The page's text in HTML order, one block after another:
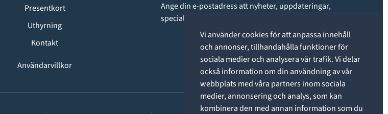
Vi använder cookies för att anpassa innehåll
och annonser, tillhandahålla funktioner för
sociala medier och analysera vår trafik. Vi delar
också information om din användning av vår
webbplats med våra partners inom sociala
medier, annonsering och analys, som kan
kombinera den med annan information som du
Presentkort
Uthyrning
Kontakt
Användarvillkor
Ange din e-postadress att nyheter, uppdateringar,
specialerbjudanden och annan information.